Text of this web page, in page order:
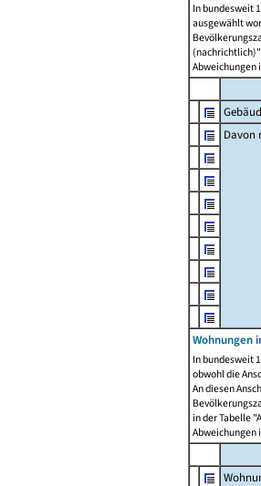
In bundesweit
ausgewählt
Abweichungen
Davon
Wohnungen
In bundesweit
obwohl die
An diesen
in der Tabelle
Abweichungen